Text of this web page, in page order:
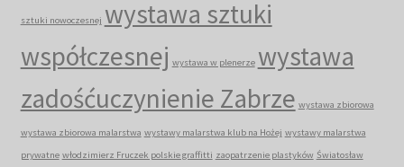
sztuki nowoczesnej wystawa sztuki
współczesnej wystawa w plenerze wystawa
zadośćuczynienie Zabrze wystawa zbiorowa
wystawa zbiorowa malarstwa wystawy malarstwa klub na Hożej wystawy malarstwa
prywatne włodzimierz Fruczek polskie graffitti zaopatrzenie plastyków Światosław